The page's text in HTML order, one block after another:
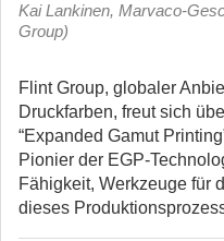
Kai Lankinen, Marvaco-
Group)
Flint Group, globaler
Druckfarben, freut sich
“Expanded Gamut
Pionier der EGP-
Fähigkeit, Werkzeuge für
dieses